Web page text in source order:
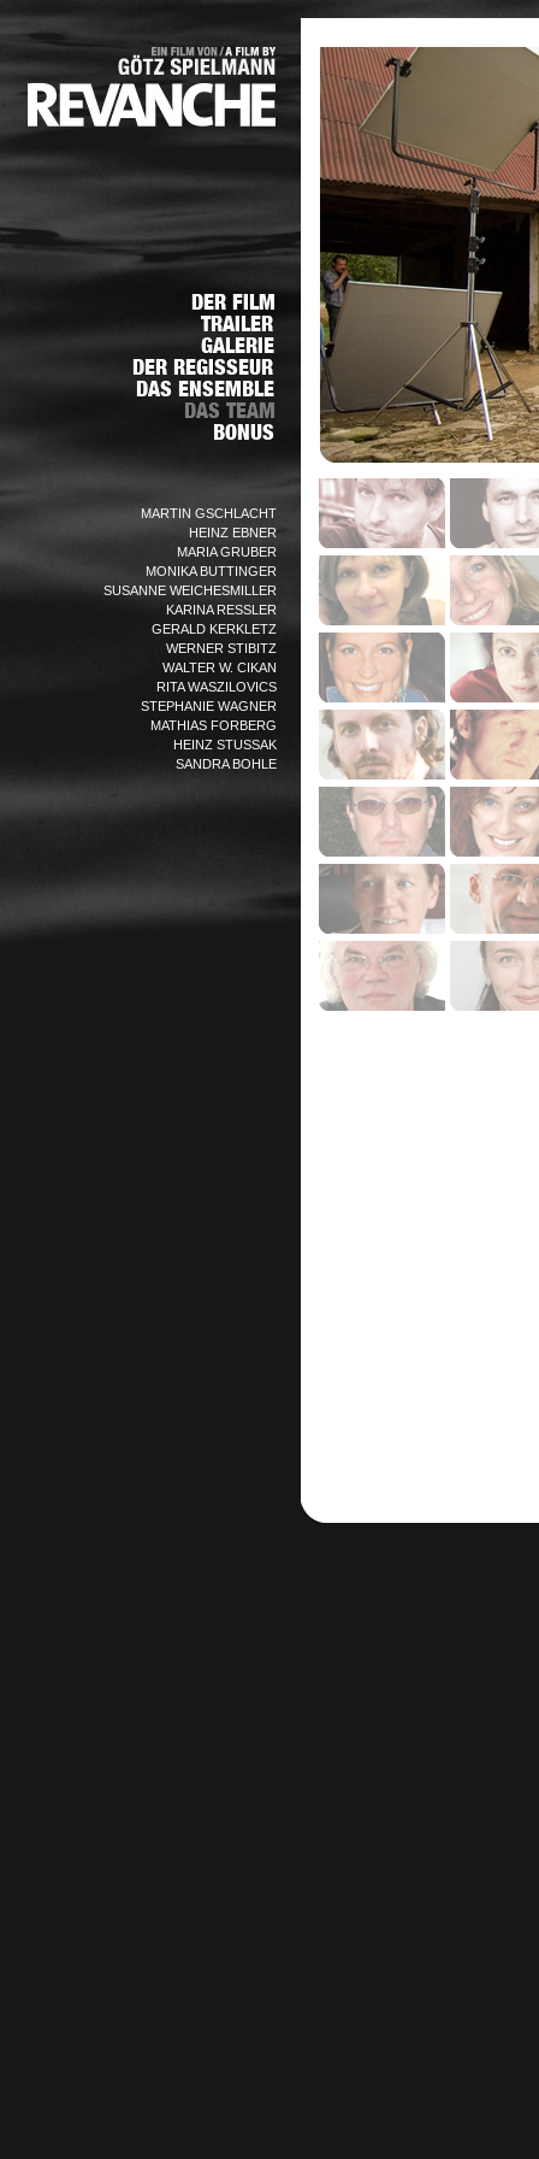
MARTIN GSCHLACHT
HEINZ EBNER
MARIA GRUBER
MONIKA BUTTINGER
SUSANNE WEICHESMILLER
KARINA RESSLER
GERALD KERKLETZ
WERNER STIBITZ
WALTER W. CIKAN
RITA WASZILOVICS
STEPHANIE WAGNER
MATHIAS FORBERG
HEINZ STUSSAK
SANDRA BOHLE